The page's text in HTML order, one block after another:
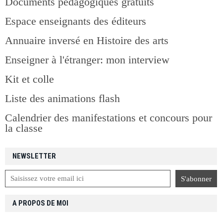
NEWSLETTER
Espace enseignants des éditeurs
Annuaire inversé en Histoire des arts
Enseigner à l'étranger: mon interview
Kit et colle
Liste des animations flash
Calendrier des manifestations et concours pour
la classe
A PROPOS DE MOI